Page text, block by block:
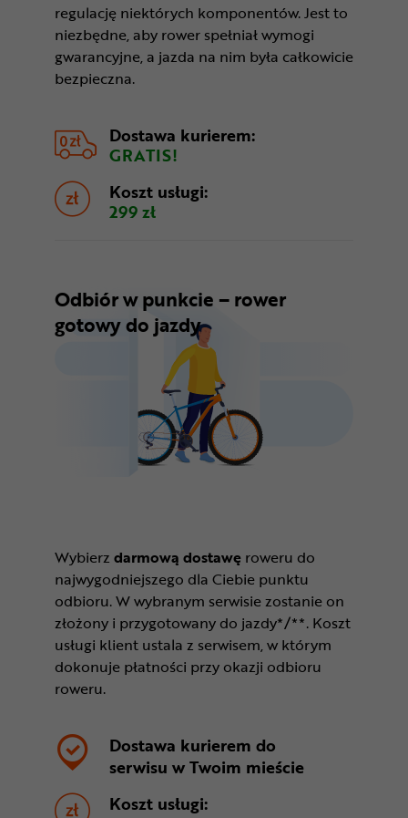
regulację niektórych komponentów. Jest to
niezbędne, aby rower spełniał wymogi
gwarancyjne, a jazda na nim była całkowicie
bezpieczna.
Dostawa kurierem:
GRATIS!
Koszt usługi:
299 zł
Odbiór w punkcie – rower
gotowy do jazdy
Wybierz darmową dostawę roweru do
najwygodniejszego dla Ciebie punktu
odbioru. W wybranym serwisie zostanie on
złożony i przygotowany do jazdy*/**. Koszt
usługi klient ustala z serwisem, w którym
dokonuje płatności przy okazji odbioru
roweru.
Dostawa kurierem do
serwisu wTwoim mieście
Koszt usługi: